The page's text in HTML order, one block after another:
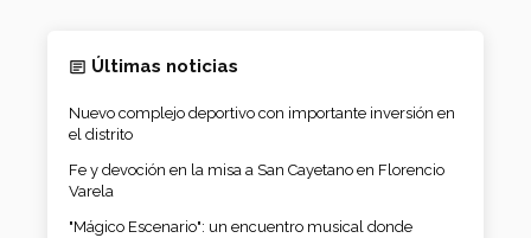
Últimas noticias
Nuevo complejo deportivo con importante inversión en
el distrito
Fe y devoción en la misa a San Cayetano en Florencio
Varela
"Mágico Escenario": un encuentro musical donde